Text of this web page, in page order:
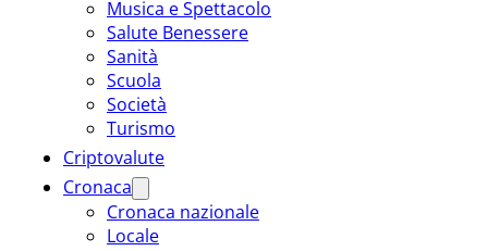
Musica e Spettacolo
Salute Benessere
Sanità
Scuola
Società
Turismo
Criptovalute
Cronaca
Cronaca nazionale
Locale